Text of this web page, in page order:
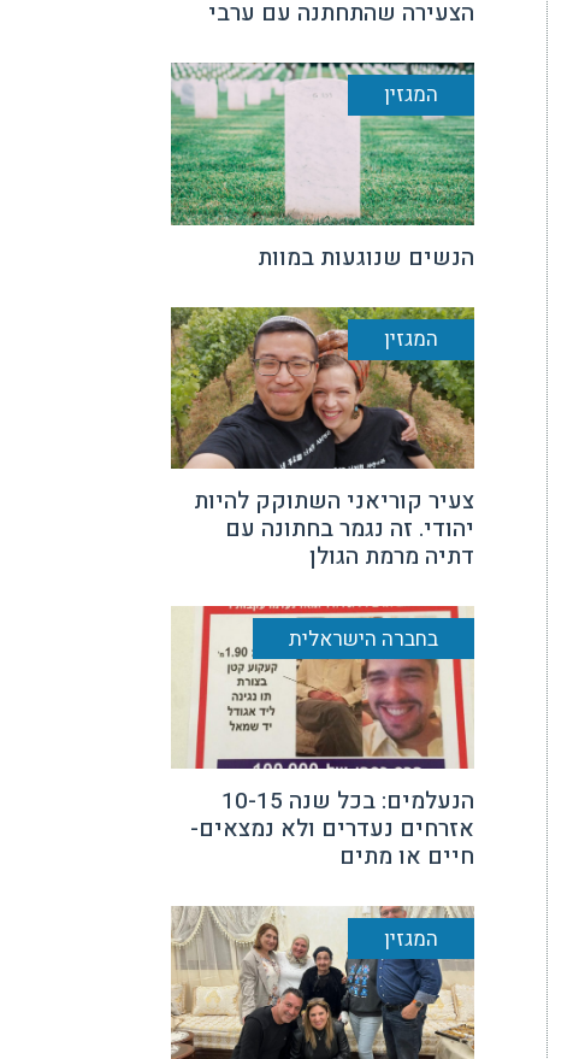
הצעירה שהתחתנה עם ערבי
המגזין
הנשים שנוגעות במוות
המגזין
צעיר קוריאני השתוקק להיות
יהודי. זה נגמר בחתונה עם
דתיה מרמת הגולן
בחברה הישראלית
הנעלמים: בכל שנה 10-15
אזרחים נעדרים ולא נמצאים-
חיים או מתים
המגזין